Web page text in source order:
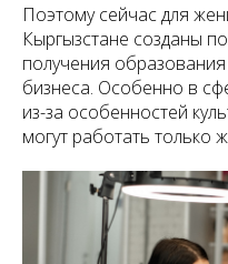
Поэтому сейчас для
Кыргызстане созданы
получения
бизнеса. Особенно в
из-за особенностей
могут работать только